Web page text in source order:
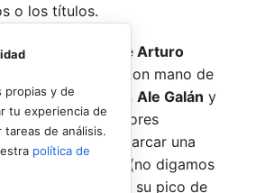
o los títulos.
de olvidarnos de Arturo
que rigen con mano de
que tienen en Ale Galán y
a dos competidores
llamadas a marcar una
que es jugarles (no digamos
cuando están en su pico de
propias y de
tu experiencia de
tareas de análisis.
política de